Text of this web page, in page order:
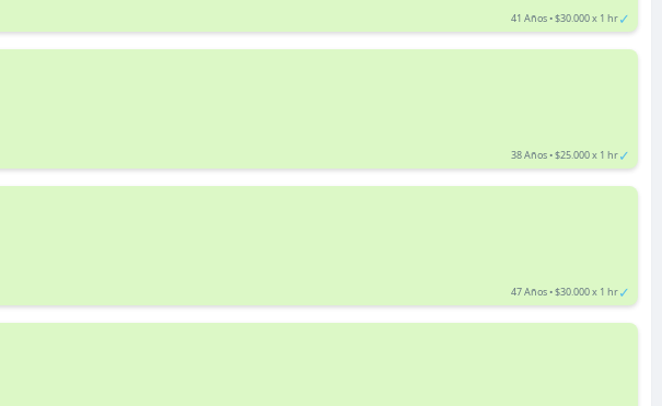
41 Años • $30.000 x 1 hr✓
38 Años • $25.000 x 1 hr✓
47 Años • $30.000 x 1 hr✓